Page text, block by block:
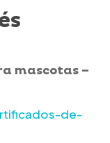
mascotas –
de-